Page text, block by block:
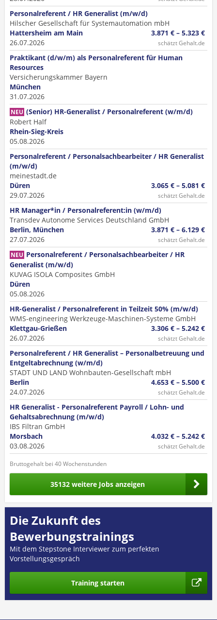
Personalreferent / HR Generalist (m/w/d)
Hilscher Gesellschaft für Systemautomation mbH
Hattersheim am Main
26.07.2026
3.871 € – 5.323 €
schätzt Gehalt.de
Praktikant (d/w/m) als Personalreferent für Human
Resources
Versicherungskammer Bayern
München
31.07.2026
NEU (Senior) HR-Generalist / Personalreferent (w/m/d)
Robert Half
Rhein-Sieg-Kreis
05.08.2026
Personalreferent / Personalsachbearbeiter / HR Generalist
(m/w/d)
meinestadt.de
Düren
29.07.2026
3.065 € – 5.081 €
schätzt Gehalt.de
HR Manager*in / Personalreferent:in (w/m/d)
Transdev Autonome Services Deutschland GmbH
Berlin, München
27.07.2026
3.871 € – 6.129 €
schätzt Gehalt.de
NEU Personalreferent / Personalsachbearbeiter / HR
Generalist (m/w/d)
KUVAG ISOLA Composites GmbH
Düren
05.08.2026
HR-Generalist / Personalreferent in Teilzeit 50% (m/w/d)
WMS-engineering Werkzeuge-Maschinen-Systeme GmbH
Klettgau-Grießen
26.07.2026
3.306 € – 5.242 €
schätzt Gehalt.de
Personalreferent / HR Generalist – Personalbetreuung und
Entgeltabrechnung (w/m/d)
STADT UND LAND Wohnbauten-Gesellschaft mbH
Berlin
24.07.2026
4.653 € – 5.500 €
schätzt Gehalt.de
HR Generalist - Personalreferent Payroll / Lohn- und
Gehaltsabrechnung (m/w/d)
IBS Filtran GmbH
Morsbach
03.08.2026
4.032 € – 5.242 €
schätzt Gehalt.de
Bruttogehalt bei 40 Wochenstunden
35132 weitere Jobs anzeigen
Die Zukunft des
Bewerbungstrainings
Mit dem Stepstone Interviewer zum perfekten
Vorstellungsgespräch
Training starten